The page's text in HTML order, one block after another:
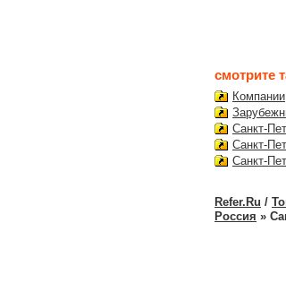
смотрите
Компании
Санкт-
Санкт-
Санкт-
Refer.Ru /
Россия »